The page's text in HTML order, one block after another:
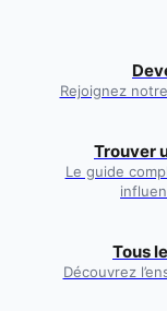
Rejoignez
Trouver
Le guide
Tous
Découvrez